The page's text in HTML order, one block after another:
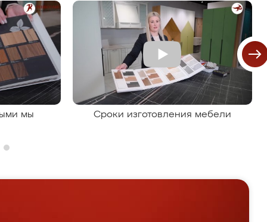
мы Сроки изготовления мебели